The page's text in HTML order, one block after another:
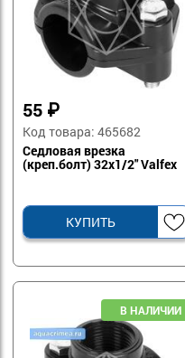
55 ₽
Код товара: 465682
Седловая врезка
(креп.болт) 32х1/2" Valfex
КУПИТЬ